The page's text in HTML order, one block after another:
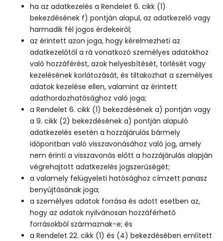
ha az adatkezelés a Rendelet 6. cikk (1)
bekezdésének f) pontján alapul, az adatkezelő vagy
harmadik fél jogos érdekeiről;
az érintett azon joga, hogy kérelmezheti az
adatkezelőtől a rá vonatkozó személyes adatokhoz
való hozzáférést, azok helyesbítését, törlését vagy
kezelésének korlátozását, és tiltakozhat a személyes
adatok kezelése ellen, valamint az érintett
adathordozhatósághoz való joga;
a Rendelet 6. cikk (1) bekezdésének a) pontján vagy
a 9. cikk (2) bekezdésének a) pontján alapuló
adatkezelés esetén a hozzájárulás bármely
időpontban való visszavonásához való jog, amely
nem érinti a visszavonás előtt a hozzájárulás alapján
végrehajtott adatkezelés jogszerűségét;
a valamely felügyeleti hatósághoz címzett panasz
benyújtásának joga;
a személyes adatok forrása és adott esetben az,
hogy az adatok nyilvánosan hozzáférhető
forrásokból származnak-e; és
a Rendelet 22. cikk (1) és (4) bekezdésében említett